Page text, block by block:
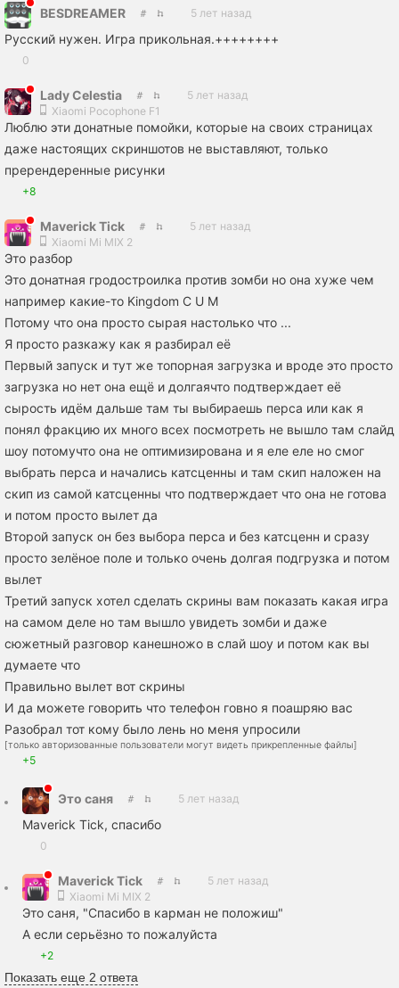
BESDREAMER 5 лет назад
Русский нужен. Игра прикольная.++++++++
0
Lady Celestia
5 лет назад
Xiaomi Pocophone F1
Люблю эти донатные помойки, которые на своих страницах
даже настоящих скриншотов не выставляют, только
пререндеренные рисунки
+8
Maverick Tick
5 лет назад
Xiaomi Mi MIX 2
Это разбор
Это донатная гродостроилка против зомби но она хуже чем
например какие-то Kingdom C U M
Потому что она просто сырая настолько что ...
Я просто разкажу как я разбирал её
Первый запуск и тут же топорная загрузка и вроде это просто
загрузка но нет она ещё и долгаячто подтверждает её
сырость идём дальше там ты выбираешь перса или как я
понял фракцию их много всех посмотреть не вышло там слайд
шоу потомучто она не оптимизирована и я еле еле но смог
выбрать перса и начались катсценны и там скип наложен на
скип из самой катсценны что подтверждает что она не готова
и потом просто вылет да
Второй запуск он без выбора перса и без катсценн и сразу
просто зелёное поле и только очень долгая подгрузка и потом
вылет
Третий запуск хотел сделать скрины вам показать какая игра
на самом деле но там вышло увидеть зомби и даже
сюжетный разговор канешножо в слай шоу и потом как вы
думаете что
Правильно вылет вот скрины
И да можете говорить что телефон говно я поашряю вас
Разобрал тот кому было лень но меня упросили
[только авторизованные пользователи могут видеть прикрепленные файлы]
+5
Это саня 5 лет назад
Maverick Tick, спасибо
0
Maverick Tick
5 лет назад
Xiaomi Mi MIX 2
Это саня, "Спасибо в карман не положиш"
А если серьёзно то пожалуйста
+2
Показать еще 2 ответа